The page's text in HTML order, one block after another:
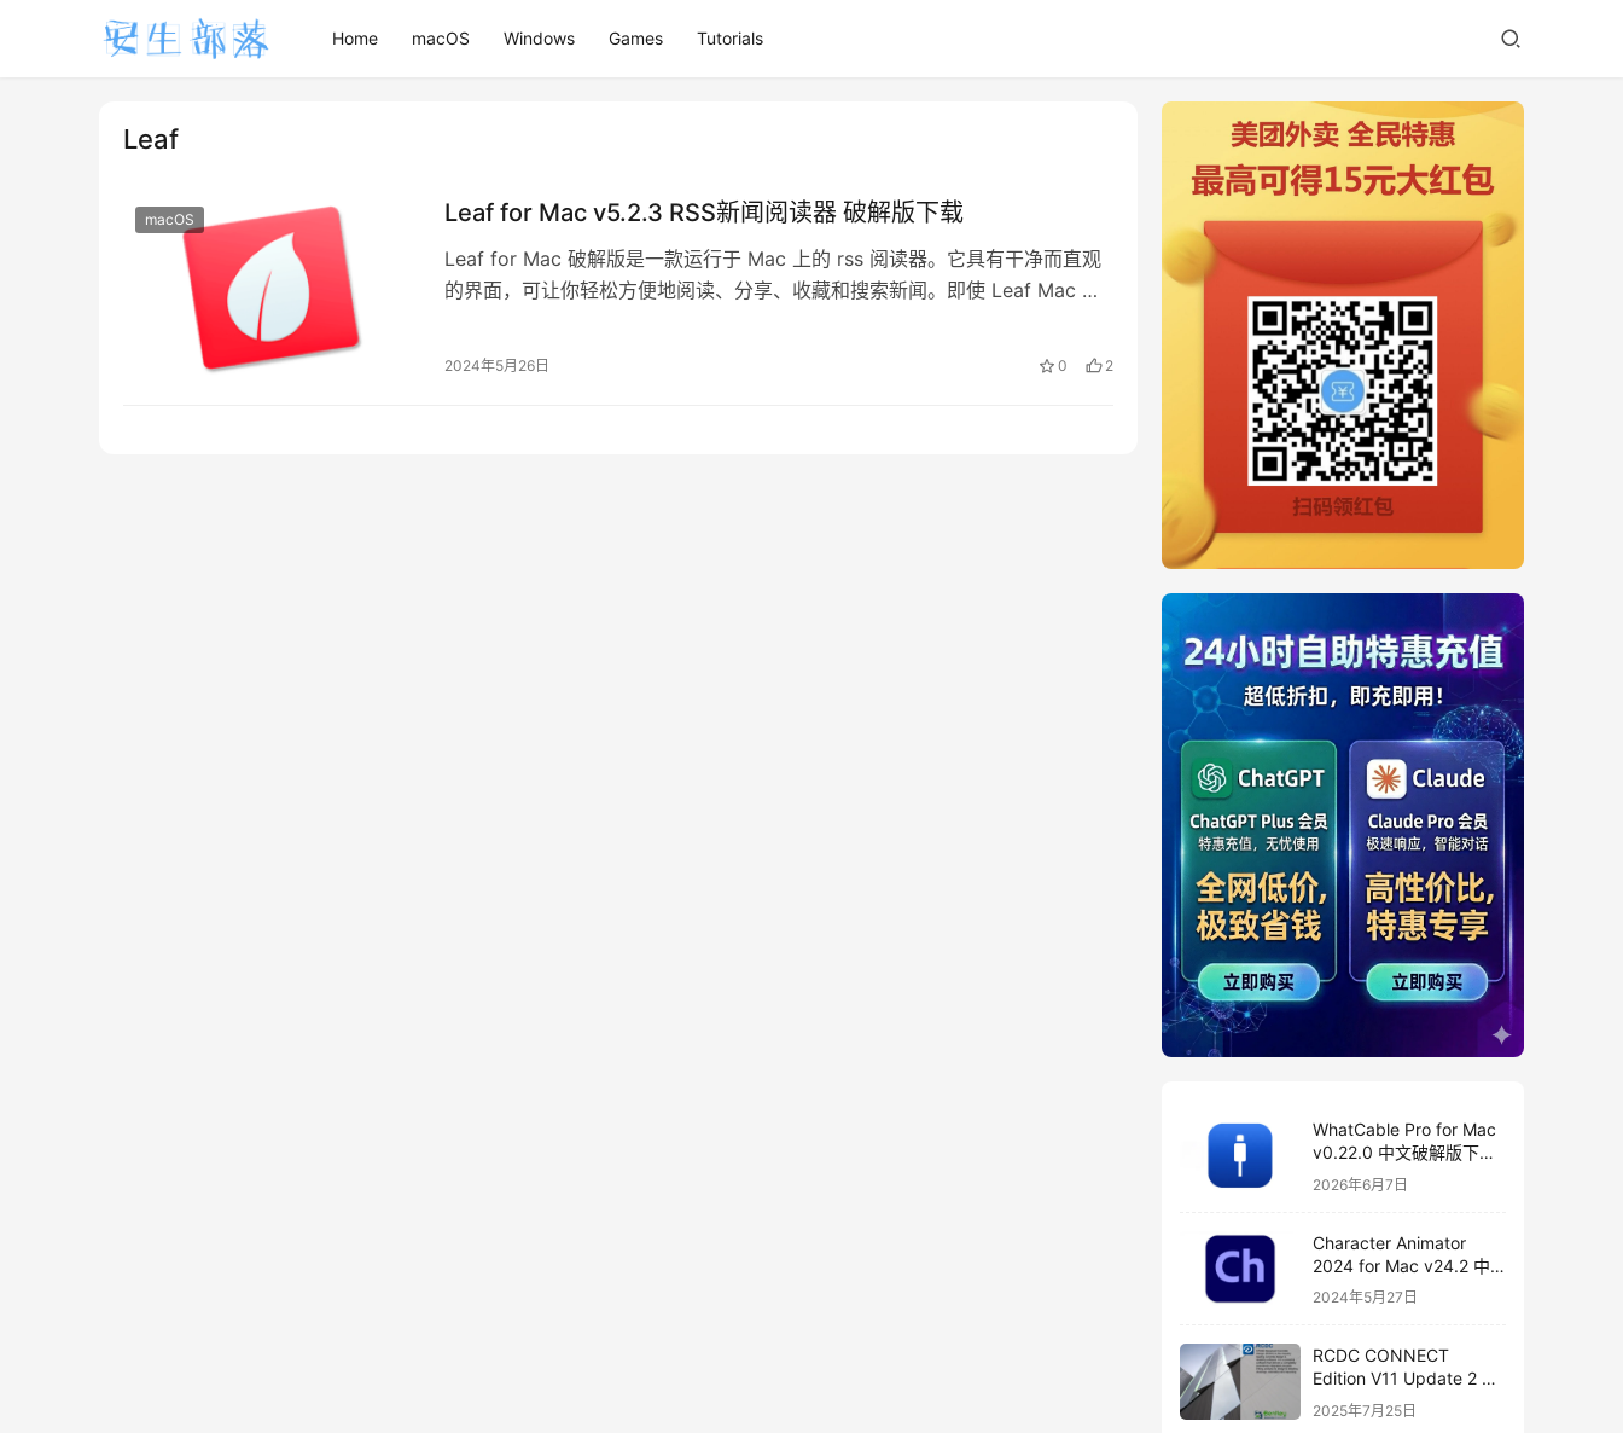
Home macOS Windows Games Tutorials
Leaf
macOS Leaf for Mac v5.2.3 RSS新闻阅读器 破解版下载
Leaf for Mac 破解版是一款运行于 Mac 上的 rss 阅读器。它具有干净而直观
的界面，可让你轻松方便地阅读、分享、收藏和搜索新闻。即使 Leaf Mac 是
2024年5月26日 0 2
WhatCable Pro for Mac
v0.22.0 中文破解版下载
USB-C 诊断工具
2026年6月7日
Character Animator
2024 for Mac v24.2 中
文破解版下载
2024年5月27日
RCDC CONNECT
Edition V11 Update 2 破
解版下载 crack
2025年7月25日